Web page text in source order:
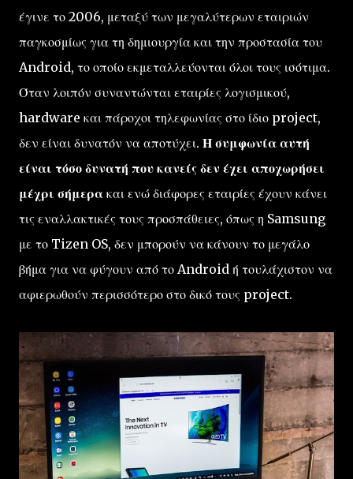
έγινε το 2006, μεταξύ των μεγαλύτερων εταιριών
παγκοσμίως για τη δημιουργία και την προστασία του
Android, το οποίο εκμεταλλεύονται όλοι τους ισότιμα.
Όταν λοιπόν συναντώνται εταιρίες λογισμικού,
hardware και πάροχοι τηλεφωνίας στο ίδιο project,
δεν είναι δυνατόν να αποτύχει. Η συμφωνία αυτή
είναι τόσο δυνατή που κανείς δεν έχει αποχωρήσει
μέχρι σήμερα και ενώ διάφορες εταιρίες έχουν κάνει
τις εναλλακτικές τους προσπάθειες, όπως η Samsung
με το Tizen OS, δεν μπορούν να κάνουν το μεγάλο
βήμα για να φύγουν από το Android ή τουλάχιστον να
αφιερωθούν περισσότερο στο δικό τους project.